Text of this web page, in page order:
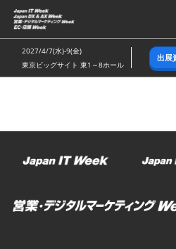
ス
キ
ッ
し
む
2027/4/7(水)-9(金)
東京ビッグサイト 東1～8ホール
出展